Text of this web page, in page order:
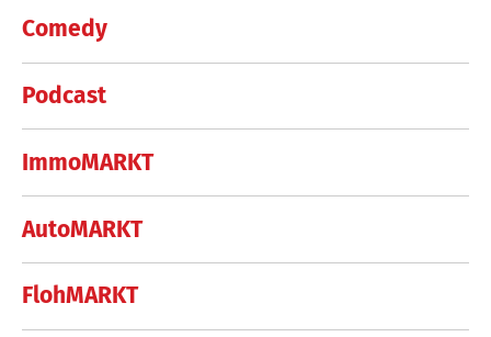
Comedy
Podcast
ImmoMARKT
AutoMARKT
FlohMARKT